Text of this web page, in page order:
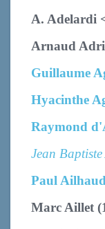
A. Adelardi
Arnaud
Guillaume
Hyacinthe
Raymond
Jean Baptiste
Paul Ailhaud
Marc Aillet